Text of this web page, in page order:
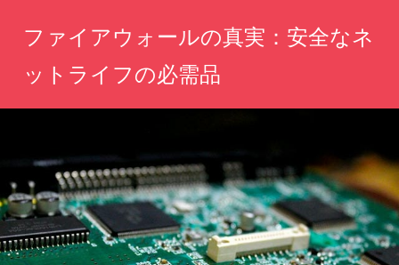
ツ
キ
ッ
プ
ファイアウォールの真実：安全なネ
ットライフの必需品
の
安
全
を
守
る！